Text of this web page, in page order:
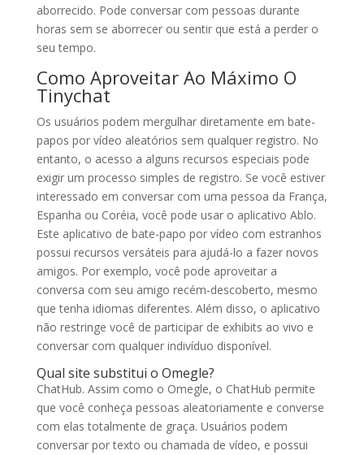
aborrecido. Pode conversar com pessoas durante
horas sem se aborrecer ou sentir que está a perder o
seu tempo.
Como Aproveitar Ao Máximo O
Tinychat
Os usuários podem mergulhar diretamente em bate-
papos por vídeo aleatórios sem qualquer registro. No
entanto, o acesso a alguns recursos especiais pode
exigir um processo simples de registro. Se você estiver
interessado em conversar com uma pessoa da França,
Espanha ou Coréia, você pode usar o aplicativo Ablo.
Este aplicativo de bate-papo por vídeo com estranhos
possui recursos versáteis para ajudá-lo a fazer novos
amigos. Por exemplo, você pode aproveitar a
conversa com seu amigo recém-descoberto, mesmo
que tenha idiomas diferentes. Além disso, o aplicativo
não restringe você de participar de exhibits ao vivo e
conversar com qualquer indivíduo disponível.
Qual site substitui o Omegle?
ChatHub. Assim como o Omegle, o ChatHub permite
que você conheça pessoas aleatoriamente e converse
com elas totalmente de graça. Usuários podem
conversar por texto ou chamada de vídeo, e possui